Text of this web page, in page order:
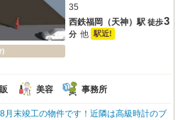
)
35
西鉄福岡（天神）駅 徒歩3
分 他 駅近!
美容 事務所
末竣工の物件です！近隣は高級時計のブ